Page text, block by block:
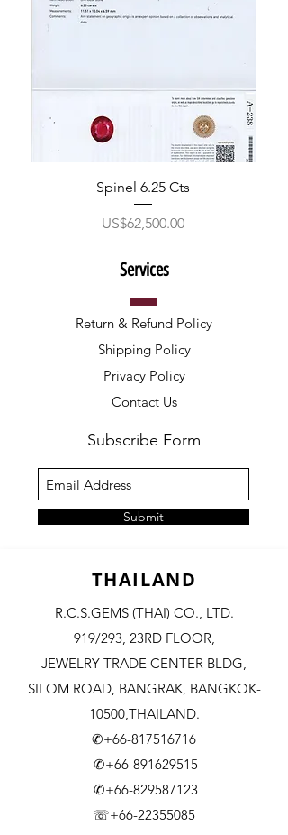
Spinel 6.25 Cts
ราคา
US$62,500.00
Services
Return & Refund Policy
Shipping Policy
Privacy Policy
Contact Us
Subscribe Form
Submit
THAILAND
R.C.S.GEMS (THAI) CO., LTD.
919/293, 23RD FLOOR,
JEWELRY TRADE CENTER BLDG,
SILOM ROAD, BANGRAK, BANGKOK-
10500,THAILAND.
✆+66-817516716
✆+66-891629515
✆+66-829587123
☏+66-22355085